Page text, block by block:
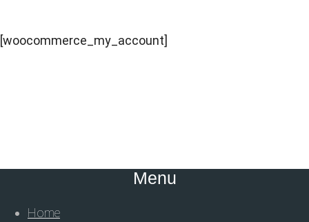
[woocommerce_my_account]
Menu
Home